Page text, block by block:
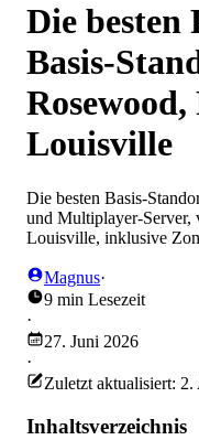
Die
Basis-
Louisville
Die besten Basis-
und Multiplayer-Server,
Louisville, inklusive
Magnus·
9 min Lesezeit
·
27. Juni 2026
·
Zuletzt aktualisiert:
Inhaltsverzeichnis